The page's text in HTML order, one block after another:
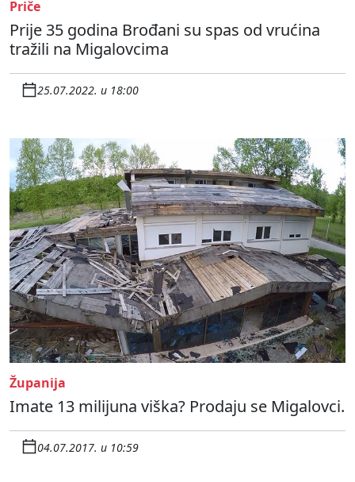
Priče
Prije 35 godina Brođani su spas od vrućina
tražili na Migalovcima
25.07.2022. u 18:00
Županija
Imate 13 milijuna viška? Prodaju se Migalovci.
04.07.2017. u 10:59